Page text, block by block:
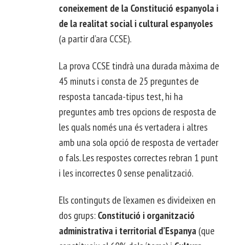
coneixement de la Constitució espanyola i
de la realitat social i cultural espanyoles
(a partir d’ara CCSE).
La prova CCSE tindrà una durada màxima de
45 minuts i consta de 25 preguntes de
resposta tancada-tipus test, hi ha
preguntes amb tres opcions de resposta de
les quals només una és vertadera i altres
amb una sola opció de resposta de vertader
o fals. Les respostes correctes rebran 1 punt
i les incorrectes 0 sense penalització.
Els continguts de l’examen es divideixen en
dos grups:Constitució i organització
administrativa i territorial d’Espanya(que